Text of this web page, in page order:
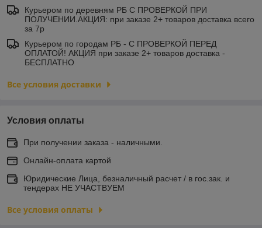
Курьером по деревням РБ С ПРОВЕРКОЙ ПРИ
ПОЛУЧЕНИИ.АКЦИЯ: при заказе 2+ товаров доставка всего
за 7р
Курьером по городам РБ - С ПРОВЕРКОЙ ПЕРЕД
ОПЛАТОЙ! АКЦИЯ при заказе 2+ товаров доставка -
БЕСПЛАТНО
Все условия доставки
Условия оплаты
При получении заказа - наличными.
Онлайн-оплата картой
Юридические Лица, безналичный расчет / в гос.зак. и
тендерах НЕ УЧАСТВУЕМ
Все условия оплаты